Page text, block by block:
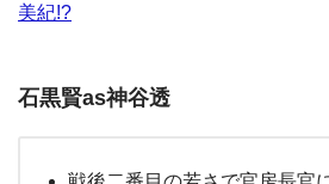
美紀!?
石黒賢as神谷透